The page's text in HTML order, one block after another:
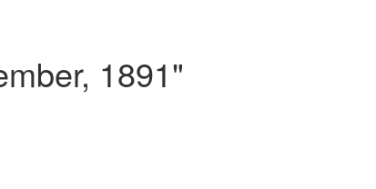
1891"